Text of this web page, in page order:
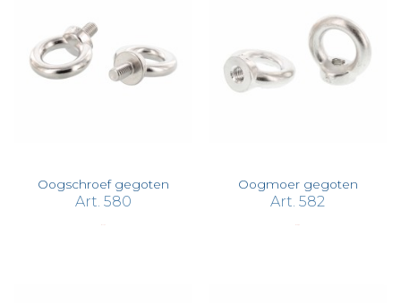
Oogschroef gegoten
Art. 580
Oogmoer gegoten
Art. 582